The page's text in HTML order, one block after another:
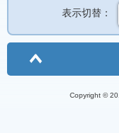
表示切替：
Copyright ©